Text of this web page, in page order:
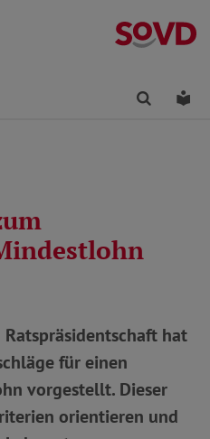
Finden
hat
für einen
vorgestellt. Dieser
orientieren und